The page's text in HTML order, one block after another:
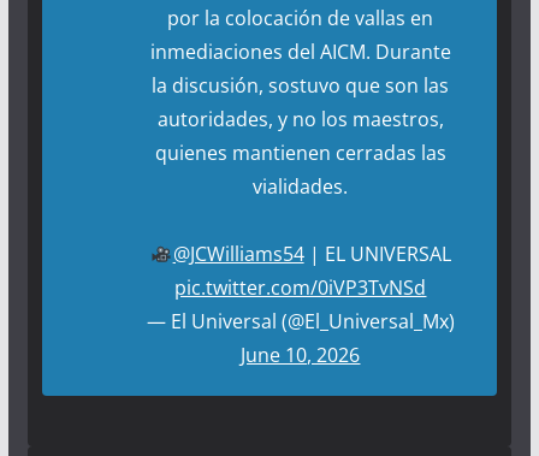
por la colocación de vallas en
inmediaciones del AICM. Durante
la discusión, sostuvo que son las
autoridades, y no los maestros,
quienes mantienen cerradas las
vialidades.
@JCWilliams54| EL UNIVERSAL
pic.twitter.com/0iVP3TvNSd
— El Universal (@El_Universal_Mx)
June 10, 2026